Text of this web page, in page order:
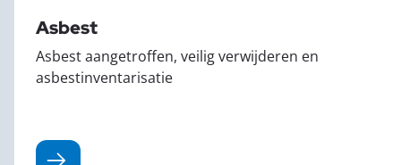
Asbest
Asbest aangetroffen, veilig verwijderen en
asbestinventarisatie